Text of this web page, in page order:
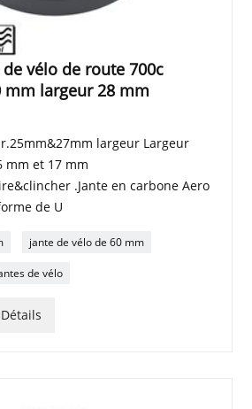
vélo de route 700c
largeur 28 mm
largeur Largeur
mm et 17 mm
.Jante en carbone Aero
de U
jante de vélo de 60 mm
de vélo
Détails